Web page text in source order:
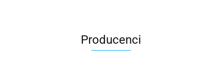
Producenci